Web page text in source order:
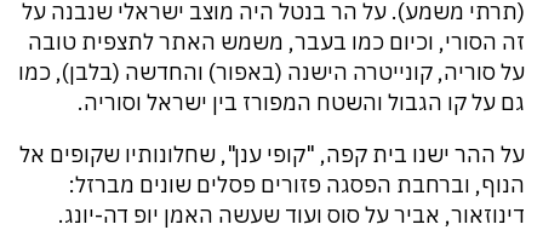
(תרתי משמע). על הר בנטל היה מוצב ישראלי שנבנה על
זה הסורי, וכיום כמו בעבר, משמש האתר לתצפית טובה
על סוריה, קונייטרה הישנה (באפור) והחדשה (בלבן), כמו
גם על קו הגבול והשטח המפורז בין ישראל וסוריה.
על ההר ישנו בית קפה, "קופי ענן", שחלונותיו שקופים אל
הנוף, וברחבת הפסגה פזורים פסלים שונים מברזל:
דינוזאור, אביר על סוס ועוד שעשה האמן יופ דה-יונג.